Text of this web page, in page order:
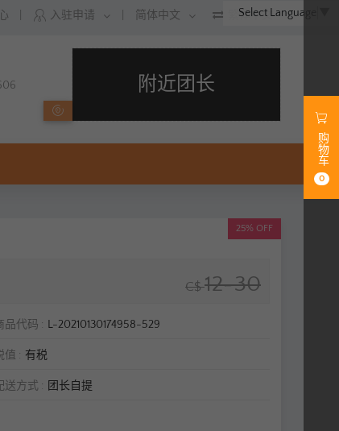
入驻申请 简体中文 繁体中文
附近团长
C$12~30
品代码 L-20210130174958-529
值 有税
送方式 团长自提
25% OFF
购物车
0
Select Language